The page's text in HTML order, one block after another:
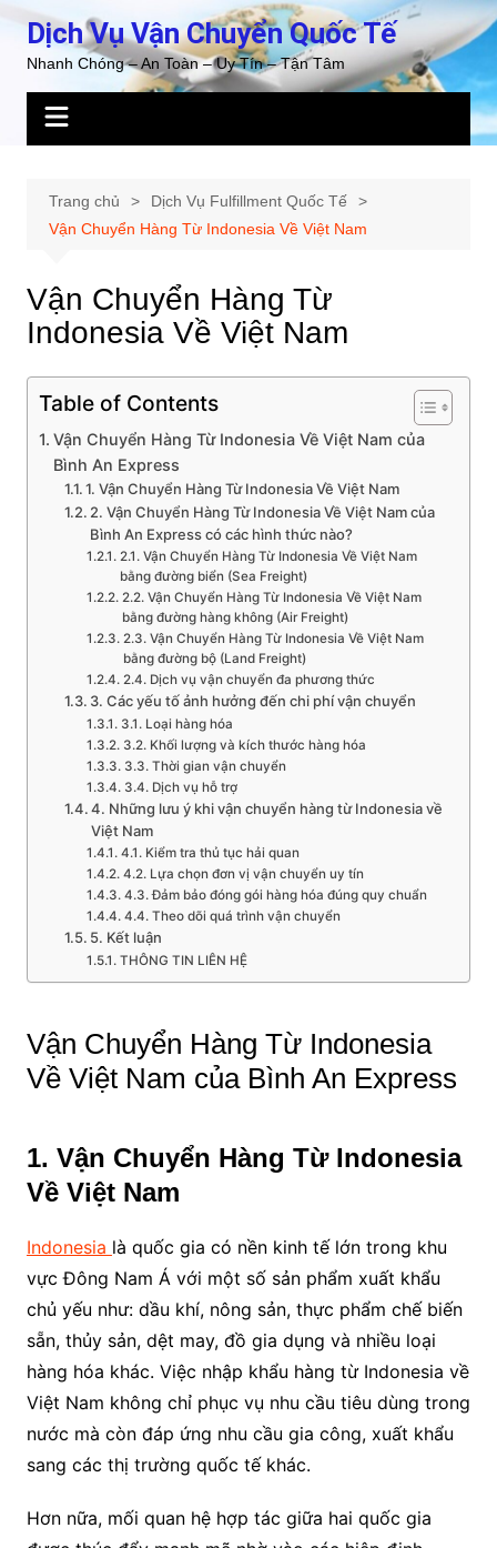
Chuyển
phần
Dịch Vụ Vận Chuyển Quốc Tế
Nhanh Chóng – An Toàn – Uy Tín – Tận Tâm
Trang chủ
Dịch Vụ Fulfillment Quốc Tế
Vận Chuyển Hàng Từ Indonesia Về Việt Nam
Vận Chuyển Hàng Từ
Indonesia Về Việt Nam
Table of Contents
Vận Chuyển Hàng Từ Indonesia Về Việt Nam của
Bình An Express
1. Vận Chuyển Hàng Từ Indonesia Về Việt Nam
2. Vận Chuyển Hàng Từ Indonesia Về Việt Nam của
Bình An Express có các hình thức nào?
2.1. Vận Chuyển Hàng Từ Indonesia Về Việt Nam
bằng đường biển (Sea Freight)
2.2. Vận Chuyển Hàng Từ Indonesia Về Việt Nam
bằng đường hàng không (Air Freight)
2.3. Vận Chuyển Hàng Từ Indonesia Về Việt Nam
bằng đường bộ (Land Freight)
2.4. Dịch vụ vận chuyển đa phương thức
3. Các yếu tố ảnh hưởng đến chi phí vận chuyển
3.1. Loại hàng hóa
3.2. Khối lượng và kích thước hàng hóa
3.3. Thời gian vận chuyển
3.4. Dịch vụ hỗ trợ
4. Những lưu ý khi vận chuyển hàng từ Indonesia về
Việt Nam
4.1. Kiểm tra thủ tục hải quan
4.2. Lựa chọn đơn vị vận chuyển uy tín
4.3. Đảm bảo đóng gói hàng hóa đúng quy chuẩn
4.4. Theo dõi quá trình vận chuyển
5. Kết luận
THÔNG TIN LIÊN HỆ
Vận Chuyển Hàng Từ Indonesia
Về Việt Nam của Bình An Express
1. Vận Chuyển Hàng Từ Indonesia
Về Việt Nam
Indonesia là quốc gia có nền kinh tế lớn trong khu
vực Đông Nam Á với một số sản phẩm xuất khẩu
chủ yếu như: dầu khí, nông sản, thực phẩm chế biến
sẵn, thủy sản, dệt may, đồ gia dụng và nhiều loại
hàng hóa khác. Việc nhập khẩu hàng từ Indonesia về
Việt Nam không chỉ phục vụ nhu cầu tiêu dùng trong
nước mà còn đáp ứng nhu cầu gia công, xuất khẩu
sang các thị trường quốc tế khác.
Hơn nữa, mối quan hệ hợp tác giữa hai quốc gia